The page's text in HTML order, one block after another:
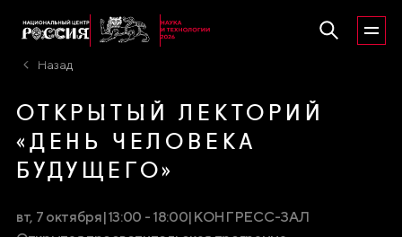
Назад
ОТКРЫТЫЙ ЛЕКТОРИЙ
«ДЕНЬ ЧЕЛОВЕКА
БУДУЩЕГО»
вт, 7 октября|13:00 - 18:00| КОНГРЕСС-ЗАЛ